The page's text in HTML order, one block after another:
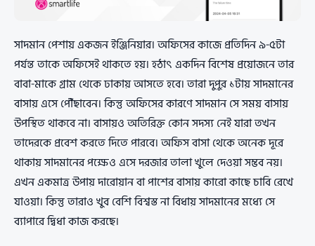
সাদমান পেশায় একজন ইঞ্জিনিয়ার। অফিসের কাজে প্রতিদিন ৯-৫টা
পর্যন্ত তাকে অফিসেই থাকতে হয়। হঠাৎ একদিন বিশেষ প্রয়োজনে তার
বাবা-মাকে গ্রাম থেকে ঢাকায় আসতে হবে। তারা দুপুর ১টায় সাদমানের
বাসায় এসে পৌঁছাবেন। কিন্তু অফিসের কারণে সাদমান সে সময় বাসায়
উপস্থিত থাকবে না। বাসায়ও অতিরিক্ত কোন সদস্য নেই যারা তখন
তাদেরকে প্রবেশ করতে দিতে পারবে। অফিস বাসা থেকে অনেক দূরে
থাকায় সাদমানের পক্ষেও এসে দরজার তালা খুলে দেওয়া সম্ভব নয়।
এখন একমাত্র উপায় দারোয়ান বা পাশের বাসায় কারো কাছে চাবি রেখে
যাওয়া। কিন্তু তারাও খুব বেশি বিশ্বস্ত না বিধায় সাদমানের মধ্যে সে
ব্যাপারে দ্বিধা কাজ করছে।